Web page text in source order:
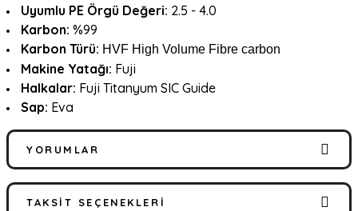
Uyumlu PE Örgü Değeri: 2.5 - 4.0
Karbon: %99
Karbon Türü: HVF High Volume Fibre carbon
Makine Yatağı: Fuji
Halkalar: Fuji Titanyum SIC Guide
Sap: Eva
YORUMLAR
TAKSIT SEÇENEKLERI